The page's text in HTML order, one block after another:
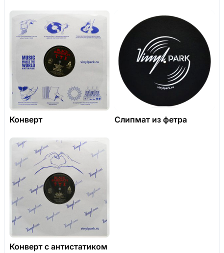
Конверт Слипмат из фетра
Конверт с антистатиком